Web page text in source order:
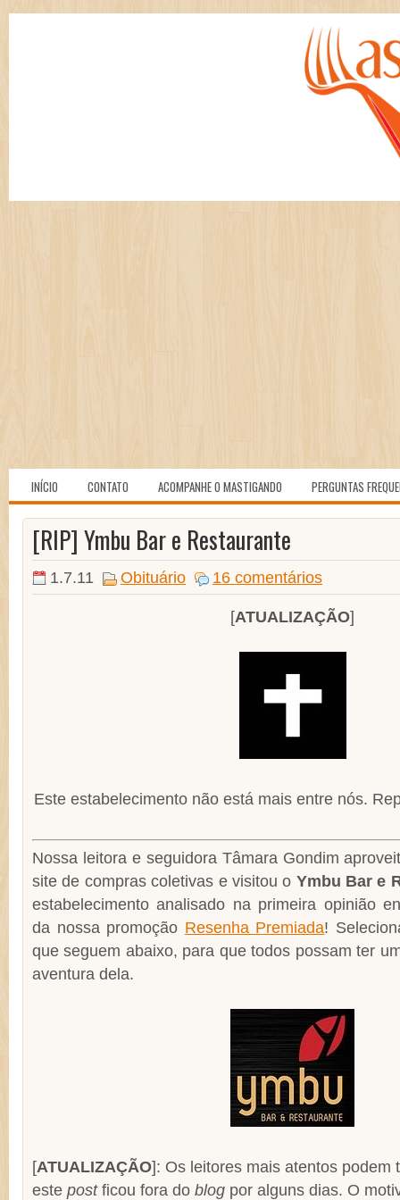
INÍCIO CONTATO ACOMPANHE O MASTIGANDO PERGUNTAS
[RIP] Ymbu Bar e Restaurante
1.7.11 Obituário 16 comentários
[ATUALIZAÇÃO]
Este estabelecimento não está mais entre nós.
Nossa leitora e seguidora Tâmara Gondim
site de compras coletivas e visitou o Ymbu Bar e
estabelecimento analisado na primeira opinião
da nossa promoção Resenha Premiada!
que seguem abaixo, para que todos possam ter
aventura dela.
[ATUALIZAÇÃO]: Os leitores mais atentos podem
este postficou fora do blog por alguns dias. O